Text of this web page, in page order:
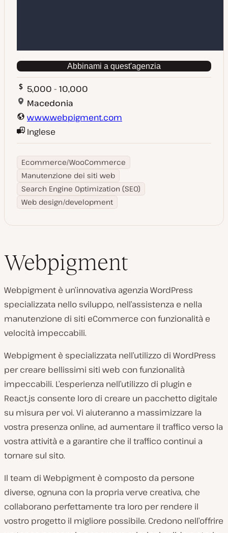
Abbinami a quest'agenzia
5,000 - 10,000
Macedonia
www.webpigment.com
Inglese
Ecommerce/WooCommerce
Manutenzione dei siti web
Search Engine Optimization (SEO)
Web design/development
Webpigment
Webpigment è un’innovativa agenzia WordPress
specializzata nello sviluppo, nell’assistenza e nella
manutenzione di siti eCommerce con funzionalità e
velocità impeccabili.
Webpigment è specializzata nell’utilizzo di WordPress
per creare bellissimi siti web con funzionalità
impeccabili. L’esperienza nell’utilizzo di plugin e
React.js consente loro di creare un pacchetto digitale
su misura per voi. Vi aiuteranno a massimizzare la
vostra presenza online, ad aumentare il traffico verso la
vostra attività e a garantire che il traffico continui a
tornare sul sito.
Il team di Webpigment è composto da persone
diverse, ognuna con la propria verve creativa, che
collaborano perfettamente tra loro per rendere il
vostro progetto il migliore possibile. Credono nell’offrire